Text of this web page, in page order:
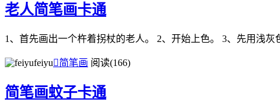
老人简笔画卡通
1、首先画出一个杵着拐杖的老人。 2、开始上色。 3、先用浅
feiyu简笔画 阅读(166)
简笔画蚊子卡通